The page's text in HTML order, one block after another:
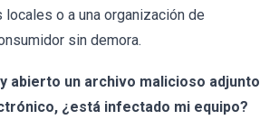
locales o a una organización de
sin demora.
abierto un archivo malicioso adjunto
¿está infectado mi equipo?